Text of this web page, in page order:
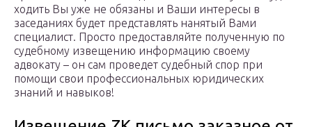
ходить Вы уже не обязаны и Ваши интересы в
заседаниях будет представлять нанятый Вами
специалист. Просто предоставляйте полученную по
судебному извещению информацию своему
адвокату – он сам проведет судебный спор при
помощи свои профессиональных юридических
знаний и навыков!